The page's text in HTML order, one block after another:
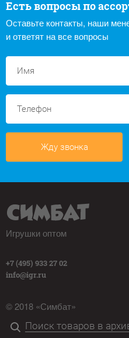
Есть вопросы по
Оставьте контакты, наши
и ответят на все вопросы
Жду звонка
Игрушки оптом
+7 (495) 933 27 02
info@igr.ru
© 2018 «Симбат»